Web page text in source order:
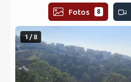
Fotos 8
1 / 8